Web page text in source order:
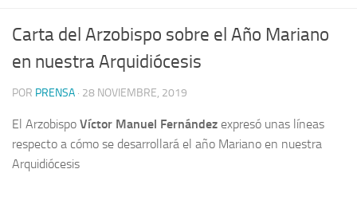
Carta del Arzobispo sobre el Año Mariano
en nuestra Arquidiócesis
POR PRENSA · 28 NOVIEMBRE, 2019
El Arzobispo Víctor Manuel Fernández expresó unas líneas
respecto a cómo se desarrollará el año Mariano en nuestra
Arquidiócesis